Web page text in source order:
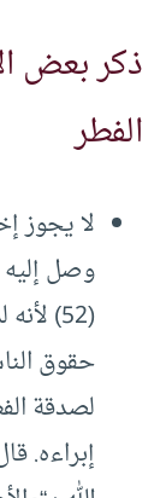
ذكر بعض
الفطر
لا يجوز
(52)
حقوق
لصدقة